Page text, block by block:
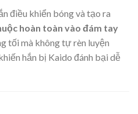
điều khiển bóng và tạo ra
hoàn toàn vào đám tay
tối mà không tự rèn luyện
hắn bị Kaido đánh bại dễ